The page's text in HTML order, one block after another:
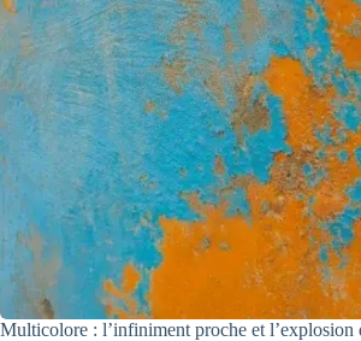
Multicolore : l’infiniment proche et l’explosion